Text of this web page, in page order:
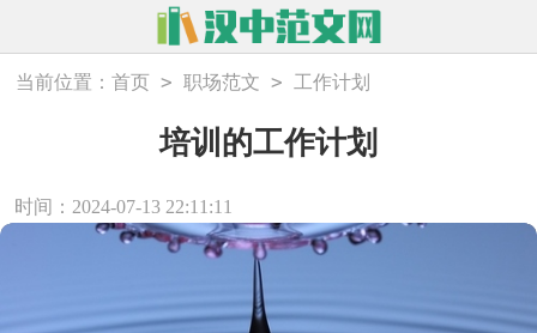
当前位置：首页 > 职场范文 > 工作计划
培训的工作计划
时间：2024-07-13 22:11:11